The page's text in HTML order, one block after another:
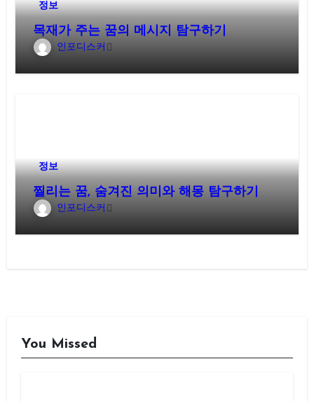
정보
목재가 주는 꿈의 메시지 탐구하기
인포디스커
정보
찔리는 꿈, 숨겨진 의미와 해몽 탐구하기
인포디스커
You Missed